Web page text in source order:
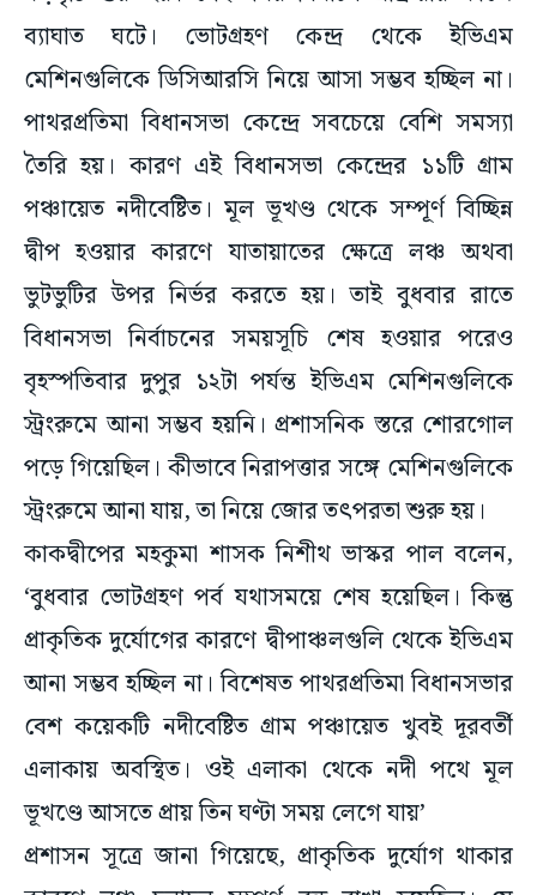
ব্যাঘাত ঘটে। ভোটগ্রহণ কেন্দ্র থেকে ইভিএম
মেশিনগুলিকে ডিসিআরসি নিয়ে আসা সম্ভব হচ্ছিল না।
পাথরপ্রতিমা বিধানসভা কেন্দ্রে সবচেয়ে বেশি সমস্যা
তৈরি হয়। কারণ এই বিধানসভা কেন্দ্রের ১১টি গ্রাম
পঞ্চায়েত নদীবেষ্টিত। মূল ভূখণ্ড থেকে সম্পূর্ণ বিচ্ছিন্ন
দ্বীপ হওয়ার কারণে যাতায়াতের ক্ষেত্রে লঞ্চ অথবা
ভুটভুটির উপর নির্ভর করতে হয়। তাই বুধবার রাতে
বিধানসভা নির্বাচনের সময়সূচি শেষ হওয়ার পরেও
বৃহস্পতিবার দুপুর ১২টা পর্যন্ত ইভিএম মেশিনগুলিকে
স্ট্রংরুমে আনা সম্ভব হয়নি। প্রশাসনিক স্তরে শোরগোল
পড়ে গিয়েছিল। কীভাবে নিরাপত্তার সঙ্গে মেশিনগুলিকে
স্ট্রংরুমে আনা যায়, তা নিয়ে জোর তৎপরতা শুরু হয়।
কাকদ্বীপের মহকুমা শাসক নিশীথ ভাস্কর পাল বলেন,
‘বুধবার ভোটগ্রহণ পর্ব যথাসময়ে শেষ হয়েছিল। কিন্তু
প্রাকৃতিক দুর্যোগের কারণে দ্বীপাঞ্চলগুলি থেকে ইভিএম
আনা সম্ভব হচ্ছিল না। বিশেষত পাথরপ্রতিমা বিধানসভার
বেশ কয়েকটি নদীবেষ্টিত গ্রাম পঞ্চায়েত খুবই দূরবর্তী
এলাকায় অবস্থিত। ওই এলাকা থেকে নদী পথে মূল
ভূখণ্ডে আসতে প্রায় তিন ঘণ্টা সময় লেগে যায়’
প্রশাসন সূত্রে জানা গিয়েছে, প্রাকৃতিক দুর্যোগ থাকার